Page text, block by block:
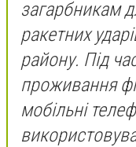
загарбникам
ракетних
району. Під
проживання
мобільні